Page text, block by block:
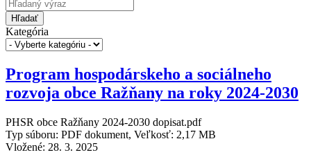
Hľadať
Kategória
Program hospodárskeho a sociálneho
rozvoja obce Ražňany na roky 2024-2030
PHSR obce Ražňany 2024-2030 dopisat.pdf
Typ súboru: PDF dokument, Veľkosť: 2,17 MB
Vložené: 28. 3. 2025